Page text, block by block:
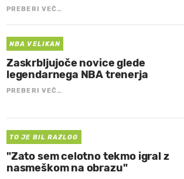
PREBERI VEČ…
NBA VELIKAN
Zaskrbljujoče novice glede
legendarnega NBA trenerja
PREBERI VEČ…
TO JE BIL RAZLOG
"Zato sem celotno tekmo igral z
nasmeškom na obrazu"